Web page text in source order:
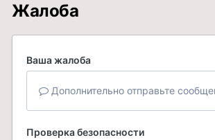
Жалоба
Ваша жалоба
Дополнительно отправьте
Проверка безопасности